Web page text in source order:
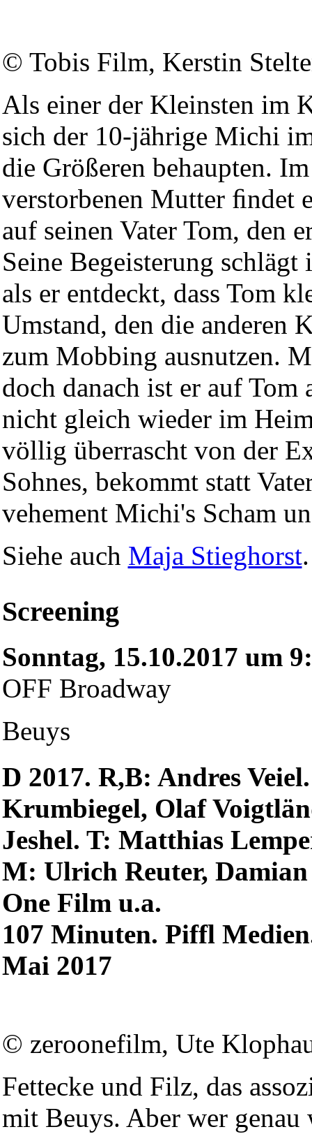
© Tobis Film, Kerstin
Als einer der Kleinsten im
sich der 10-jährige Michi
die Größeren behaupten.
verstorbenen Mutter ﬁndet
auf seinen Vater Tom, den
Seine Begeisterung
als er entdeckt, dass Tom
Umstand, den die anderen
zum Mobbing ausnutzen.
doch danach ist er auf Tom
nicht gleich wieder im
völlig überrascht von der
Sohnes, bekommt statt
vehement Michi's Scham
Siehe auch Maja Stieghorst.
Screening
Sonntag, 15.10.2017 um
OFF Broadway
Beuys
D 2017. R,B: Andres
Krumbiegel, Olaf
Jeshel. T: Matthias
M: Ulrich Reuter,
One Film u.a.
107 Minuten. Piffl
Mai 2017
© zeroonefilm, Ute
Fettecke und Filz, das
mit Beuys. Aber wer